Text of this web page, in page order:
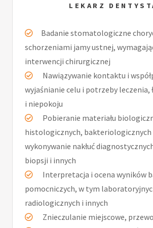
LEKARZ
Badanie stomatologiczne
schorzeniami jamy ustnej,
interwencji chirurgicznej
Nawiązywanie kontaktu i
wyjaśnianie celu i potrzeby leczenia,
i niepokoju
Pobieranie materiału
histologicznych, bakteriologicznych
wykonywanie nakłuć
biopsji i innych
Interpretacja i ocena wyników
pomocniczych, w tym
radiologicznych i innych
Znieczulanie miejscowe,